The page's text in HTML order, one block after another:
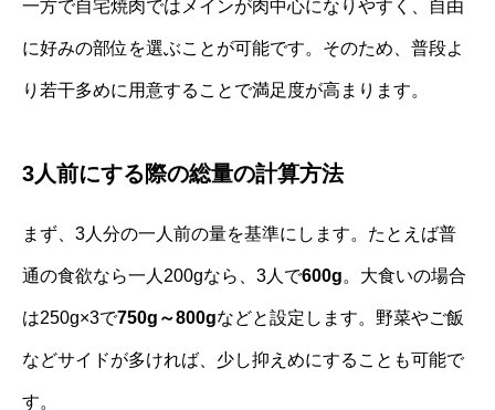
一方で自宅焼肉ではメインが肉中心になりやすく、自由
に好みの部位を選ぶことが可能です。そのため、普段よ
り若干多めに用意することで満足度が高まります。
3人前にする際の総量の計算方法
まず、3人分の一人前の量を基準にします。たとえば普
通の食欲なら一人200gなら、3人で600g。大食いの場合
は250g×3で750g～800gなどと設定します。野菜やご飯
などサイドが多ければ、少し抑えめにすることも可能で
す。